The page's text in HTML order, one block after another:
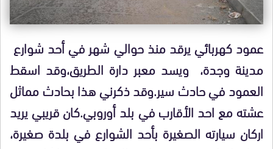
عمود كهربائي يرقد منذ حوالي شهر في أحد شوارع
مدينة وجدة، ويسد معبر دارة الطريق،وقد اسقط
العمود في حادث سير.وقد ذكرني هذا بحادث مماثل
عشته مع احد الأقارب في بلد أوروبي.كان قريبي يريد
اركان سيارته الصغيرة بأحد الشوارع في بلدة صغيرة،